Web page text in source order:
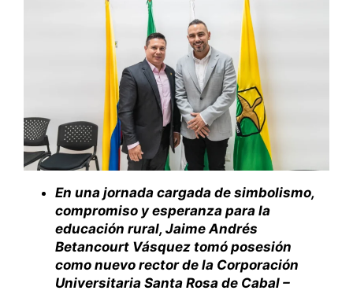
En una jornada cargada de simbolismo,
compromiso y esperanza para la
educación rural, Jaime Andrés
Betancourt Vásquez tomó posesión
como nuevo rector de la Corporación
Universitaria Santa Rosa de Cabal –